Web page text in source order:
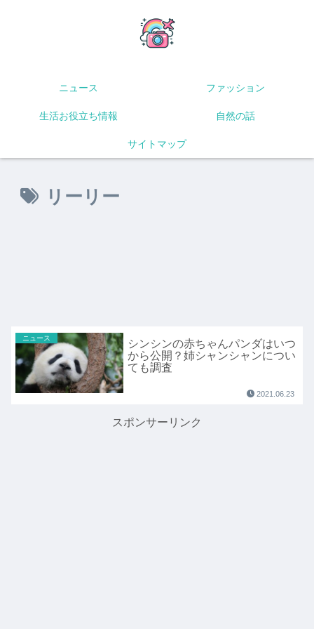
ニュース ファッション
生活お役立ち情報 自然の話
サイトマップ
リーリー
ニュース
シンシンの赤ちゃんパンダはいつ
から公開？姉シャンシャンについ
ても調査
2021.06.23
スポンサーリンク